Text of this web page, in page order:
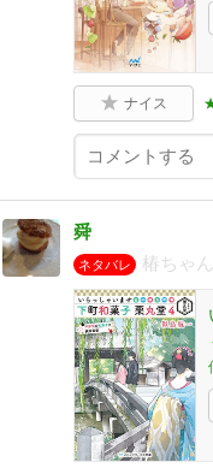
ナイス
舜
ネタバレ 椿ちゃ